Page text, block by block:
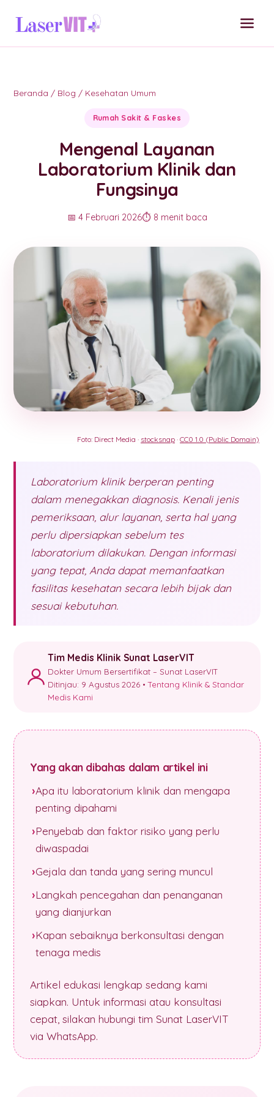
Beranda / Blog / Kesehatan Umum
Rumah Sakit & Faskes
Mengenal Layanan
Laboratorium Klinik dan
Fungsinya
📅 4 Februari 2026⏱️ 8 menit baca
Foto: Direct Media · stocksnap · CC0 1.0 (Public Domain)
Laboratorium klinik berperan penting
dalam menegakkan diagnosis. Kenali jenis
pemeriksaan, alur layanan, serta hal yang
perlu dipersiapkan sebelum tes
laboratorium dilakukan. Dengan informasi
yang tepat, Anda dapat memanfaatkan
fasilitas kesehatan secara lebih bijak dan
sesuai kebutuhan.
Tim Medis Klinik Sunat LaserVIT
Dokter Umum Bersertifikat – Sunat LaserVIT
Ditinjau: 9 Agustus 2026 •Tentang Klinik & Standar
Medis Kami
Yang akan dibahas dalam artikel ini
Apa itu laboratorium klinik dan mengapa
penting dipahami
Penyebab dan faktor risiko yang perlu
diwaspadai
Gejala dan tanda yang sering muncul
Langkah pencegahan dan penanganan
yang dianjurkan
Kapan sebaiknya berkonsultasi dengan
tenaga medis
Artikel edukasi lengkap sedang kami
siapkan. Untuk informasi atau konsultasi
cepat, silakan hubungi tim Sunat LaserVIT
via WhatsApp.